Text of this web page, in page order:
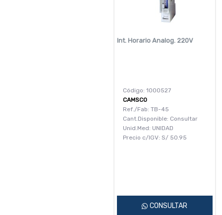
Int. Horario Analog. 220V
Código: 1000527
CAMSCO
Ref./Fab: TB-45
Cant.Disponible: Consultar
Unid.Med: UNIDAD
Precio c/IGV: S/ 50.95
CONSULTAR